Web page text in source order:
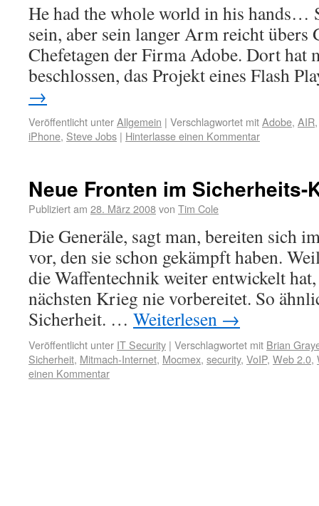
He had the whole world in his hands…
sein, aber sein langer Arm reicht übers
Chefetagen der Firma Adobe. Dort hat
beschlossen, das Projekt eines Flash
→
Veröffentlicht unterAllgemein | Verschlagwortet mitAdobe, AIR
iPhone, Steve Jobs | Hinterlasse einen Kommentar
Neue Fronten im Sicherheits-
Publiziert am 28. März 2008von Tim Cole
Die Generäle, sagt man, bereiten sich
vor, den sie schon gekämpft haben.
die Waffentechnik weiter entwickelt
nächsten Krieg nie vorbereitet. So
Sicherheit. … Weiterlesen →
Veröffentlicht unter IT Security | Verschlagwortet mit Brian
Sicherheit, Mitmach-Internet, Mocmex, security, VoIP, Web 2.0,
einen Kommentar